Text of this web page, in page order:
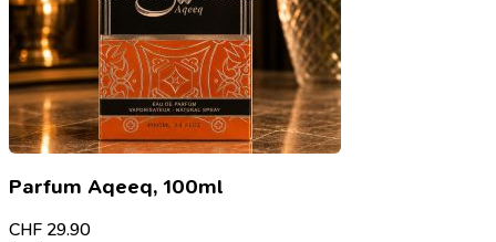
Parfum Aqeeq, 100ml
CHF 29.90